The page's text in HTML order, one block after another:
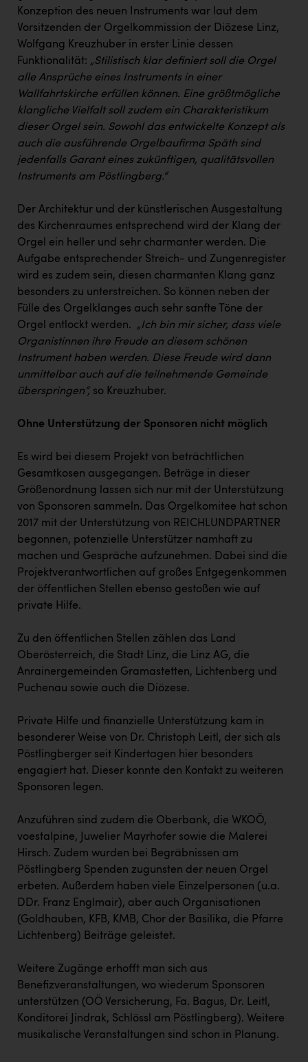
Konzeption des neuen Instruments war laut dem
Vorsitzenden der Orgelkommission der Diözese Linz,
Wolfgang Kreuzhuber in erster Linie dessen
Funktionalität: „Stilistisch klar definiert soll die Orgel
alle Ansprüche eines Instruments in einer
Wallfahrtskirche erfüllen können. Eine größtmögliche
klangliche Vielfalt soll zudem ein Charakteristikum
dieser Orgel sein. Sowohl das entwickelte Konzept als
auch die ausführende Orgelbaufirma Späth sind
jedenfalls Garant eines zukünftigen, qualitätsvollen
Instruments am Pöstlingberg.“
Der Architektur und der künstlerischen Ausgestaltung
des Kirchenraumes entsprechend wird der Klang der
Orgel ein heller und sehr charmanter werden. Die
Aufgabe entsprechender Streich- und Zungenregister
wird es zudem sein, diesen charmanten Klang ganz
besonders zu unterstreichen. So können neben der
Fülle des Orgelklanges auch sehr sanfte Töne der
Orgel entlockt werden. „Ich bin mir sicher, dass viele
Organistinnen ihre Freude an diesem schönen
Instrument haben werden. Diese Freude wird dann
unmittelbar auch auf die teilnehmende Gemeinde
überspringen“, so Kreuzhuber.
Ohne Unterstützung der Sponsoren nicht möglich
Es wird bei diesem Projekt von beträchtlichen
Gesamtkosen ausgegangen. Beträge in dieser
Größenordnung lassen sich nur mit der Unterstützung
von Sponsoren sammeln. Das Orgelkomitee hat schon
2017 mit der Unterstützung von REICHLUNDPARTNER
begonnen, potenzielle Unterstützer namhaft zu
machen und Gespräche aufzunehmen. Dabei sind die
Projektverantwortlichen auf großes Entgegenkommen
der öffentlichen Stellen ebenso gestoßen wie auf
private Hilfe.
Zu den öffentlichen Stellen zählen das Land
Oberösterreich, die Stadt Linz, die Linz AG, die
Anrainergemeinden Gramastetten, Lichtenberg und
Puchenau sowie auch die Diözese.
Private Hilfe und finanzielle Unterstützung kam in
besonderer Weise von Dr. Christoph Leitl, der sich als
Pöstlingberger seit Kindertagen hier besonders
engagiert hat. Dieser konnte den Kontakt zu weiteren
Sponsoren legen.
Anzuführen sind zudem die Oberbank, die WKOÖ,
voestalpine, Juwelier Mayrhofer sowie die Malerei
Hirsch. Zudem wurden bei Begräbnissen am
Pöstlingberg Spenden zugunsten der neuen Orgel
erbeten. Außerdem haben viele Einzelpersonen (u.a.
DDr. Franz Englmair), aber auch Organisationen
(Goldhauben, KFB, KMB, Chor der Basilika, die Pfarre
Lichtenberg) Beiträge geleistet.
Weitere Zugänge erhofft man sich aus
Benefizveranstaltungen, wo wiederum Sponsoren
unterstützen (OÖ Versicherung, Fa. Bagus, Dr. Leitl,
Konditorei Jindrak, Schlössl am Pöstlingberg). Weitere
musikalische Veranstaltungen sind schon in Planung.